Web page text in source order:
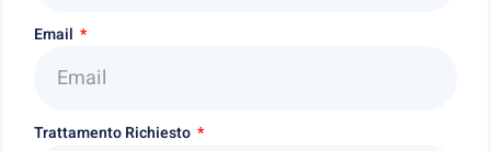
Email
Trattamento Richiesto